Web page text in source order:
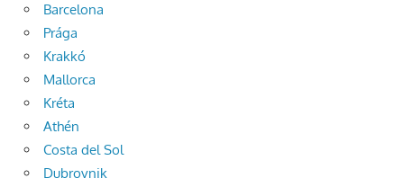
Barcelona
Prága
Krakkó
Mallorca
Kréta
Athén
Costa del Sol
Dubrovnik